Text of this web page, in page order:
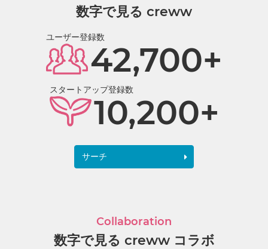
数字で見る creww
ユーザー登録数
42,700+
スタートアップ登録数
10,200+
サーチ
Collaboration
数字で見る creww コラボ